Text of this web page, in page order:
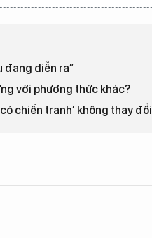
đang diễn ra”
với phương thức khác?
chiến tranh’ không thay đổi